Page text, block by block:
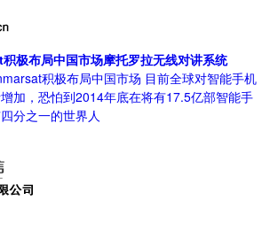
极布局中国市场摩托罗拉无线对讲系统
积极布局中国市场 目前全球对智能手机
加，恐怕到2014年底在将有17.5亿部智能手
分之一的世界人